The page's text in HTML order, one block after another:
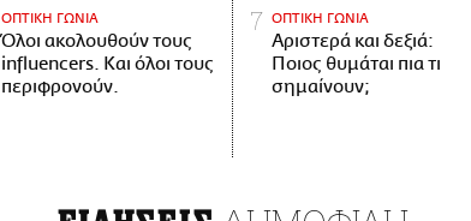
ΟΠΤΙΚΗ ΓΩΝΙΑ
Όλοι ακολουθούν τους
influencers. Και όλοι τους
περιφρονούν.
ΟΠΤΙΚΗ ΓΩΝΙΑ
Αριστερά και δεξιά:
Ποιος θυμάται πια τι
σημαίνουν;